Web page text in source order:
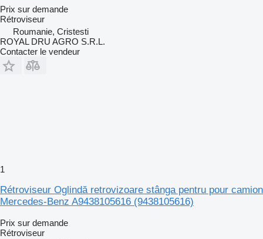
Prix sur demande
Rétroviseur
Roumanie, Cristesti
ROYAL DRU AGRO S.R.L.
Contacter le vendeur
1
Rétroviseur Oglindă retrovizoare stânga pentru pour camion
Mercedes-Benz A9438105616 (9438105616)
Prix sur demande
Rétroviseur